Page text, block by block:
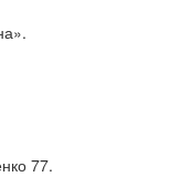
77.